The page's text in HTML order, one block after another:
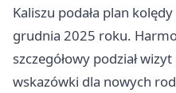
Kaliszu podała plan
grudnia 2025 roku.
szczegółowy podział
wskazówki dla nowych